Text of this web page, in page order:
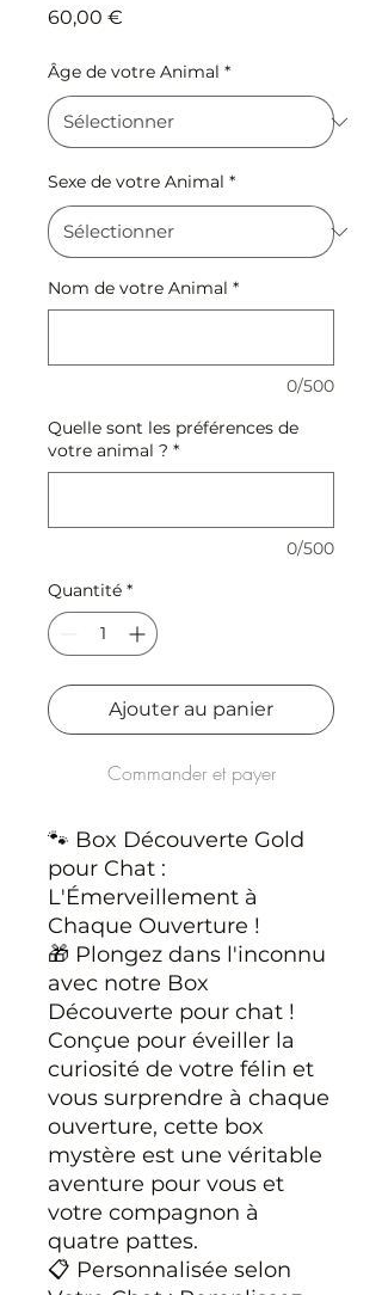
60,00 €
Âge de votre Animal *
Sexe de votre Animal *
Nom de votre Animal *
0/500
Quelle sont les préférences de
votre animal ? *
0/500
Quantité *
Ajouter au panier
Commander et payer
🐾 Box Découverte Gold
pour Chat :
L'Émerveillement à
Chaque Ouverture !
🎁 Plongez dans l'inconnu
avec notre Box
Découverte pour chat !
Conçue pour éveiller la
curiosité de votre félin et
vous surprendre à chaque
ouverture, cette box
mystère est une véritable
aventure pour vous et
votre compagnon à
quatre pattes.
📋 Personnalisée selon